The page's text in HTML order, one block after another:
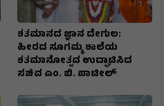
ಶತಮಾನದ ಜ್ಞಾನ ದೇಗುಲ:
ಹೀರದ ಸೂಗಮ್ಮ ಶಾಲೆಯ
ಶತಮಾನೋತ್ಸವ ಉದ್ಘಾಟಿಸಿದ
ಸಚಿವ ಎಂ. ಬಿ. ಪಾಟೀಲ್